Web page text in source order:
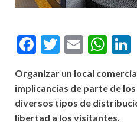
F
e
b
o
T
itt
er
E
ai
l
W
at
s
A
Organizar un local
implicancias de parte de
diversos tipos de
libertad a los visitantes.